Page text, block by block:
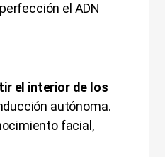
el ADN
el interior de los
autónoma.
facial,